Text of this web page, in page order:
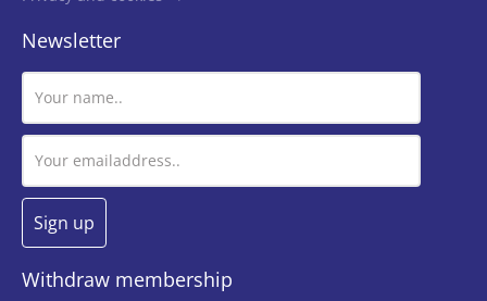
Newsletter
Withdraw membership